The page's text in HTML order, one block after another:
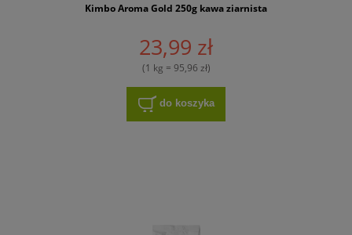
Kimbo Aroma Gold 250g kawa ziarnista
23,99 zł
(1 kg = 95,96 zł)
do koszyka